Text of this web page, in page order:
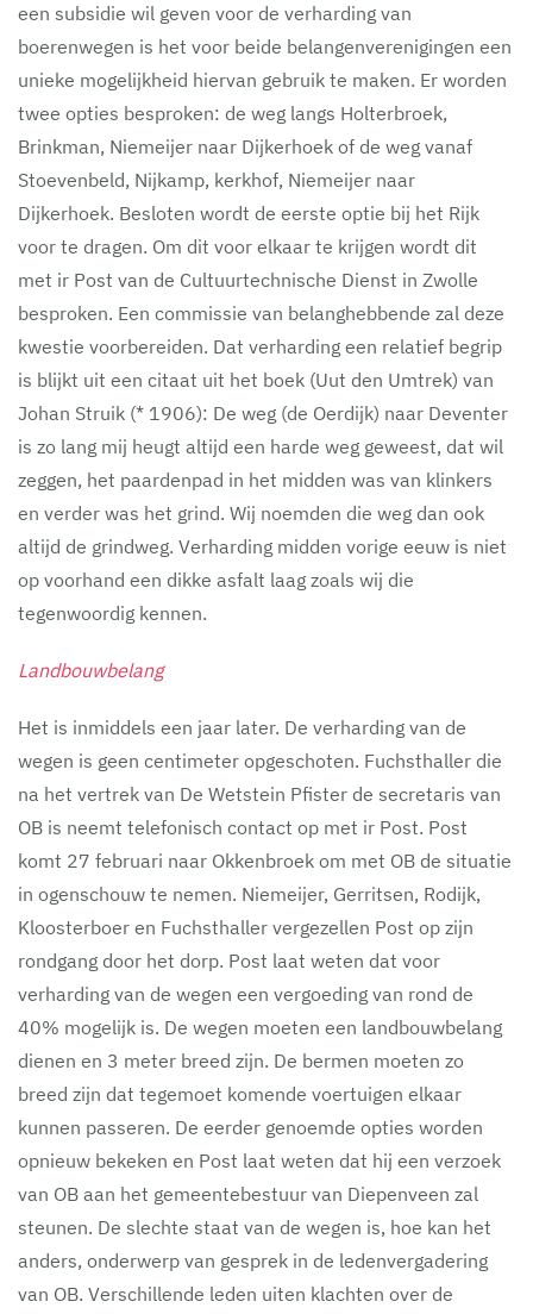
een subsidie wil geven voor de verharding van
boerenwegen is het voor beide belangenverenigingen een
unieke mogelijkheid hiervan gebruik te maken. Er worden
twee opties besproken: de weg langs Holterbroek,
Brinkman, Niemeijer naar Dijkerhoek of de weg vanaf
Stoevenbeld, Nijkamp, kerkhof, Niemeijer naar
Dijkerhoek. Besloten wordt de eerste optie bij het Rijk
voor te dragen. Om dit voor elkaar te krijgen wordt dit
met ir Post van de Cultuurtechnische Dienst in Zwolle
besproken. Een commissie van belanghebbende zal deze
kwestie voorbereiden. Dat verharding een relatief begrip
is blijkt uit een citaat uit het boek (Uut den Umtrek) van
Johan Struik (* 1906): De weg (de Oerdijk) naar Deventer
is zo lang mij heugt altijd een harde weg geweest, dat wil
zeggen, het paardenpad in het midden was van klinkers
en verder was het grind. Wij noemden die weg dan ook
altijd de grindweg. Verharding midden vorige eeuw is niet
op voorhand een dikke asfalt laag zoals wij die
tegenwoordig kennen.
Landbouwbelang
Het is inmiddels een jaar later. De verharding van de
wegen is geen centimeter opgeschoten. Fuchsthaller die
na het vertrek van De Wetstein Pfister de secretaris van
OB is neemt telefonisch contact op met ir Post. Post
komt 27 februari naar Okkenbroek om met OB de situatie
in ogenschouw te nemen. Niemeijer, Gerritsen, Rodijk,
Kloosterboer en Fuchsthaller vergezellen Post op zijn
rondgang door het dorp. Post laat weten dat voor
verharding van de wegen een vergoeding van rond de
40% mogelijk is. De wegen moeten een landbouwbelang
dienen en 3 meter breed zijn. De bermen moeten zo
breed zijn dat tegemoet komende voertuigen elkaar
kunnen passeren. De eerder genoemde opties worden
opnieuw bekeken en Post laat weten dat hij een verzoek
van OB aan het gemeentebestuur van Diepenveen zal
steunen. De slechte staat van de wegen is, hoe kan het
anders, onderwerp van gesprek in de ledenvergadering
van OB. Verschillende leden uiten klachten over de